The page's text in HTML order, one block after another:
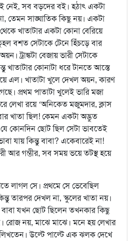
নেই, সব বড়দের বই। হঠাৎ একটা
তেমন সাঙ্ঘাতিক কিছু নয়। একটা
খাতাটার একটা কোনা বেরিয়ে
বশত সেটাকে টেনে হিঁচড়ে বার
ট্রাঙ্কটা বেজায় ভারী সেটাকে
খাতাটার কোনাটা ধরে টানতে আস্তে
এল। খাতাটা খুলে দেখল অয়ন, কারণ
প্রথম পাতাটা খুলেই ভারি মজা
লেখা রয়ে ‘অনিকেত মজুমদার, ক্লাস
খাতা ছিল! কেমন একটা অদ্ভুত
কোনদিন ছোট ছিল সেটা ভাবতেই
যায় কিন্তু বাবা? একেবারেই না!
আর গম্ভীর, সব সময় ভয়ে তটস্থ হয়ে
লাগল সে। প্রথমে সে ভেবেছিল
তারপর দেখল না, স্কুলের খাতা নয়।
যখন ছোট ছিলেন তখনকার কিছু
রোজ নয়, মাঝে মাঝে। মনে হয় লেখার
উল্টে পাল্টে এক ঝলক দেখে